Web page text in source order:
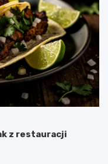
z restauracji